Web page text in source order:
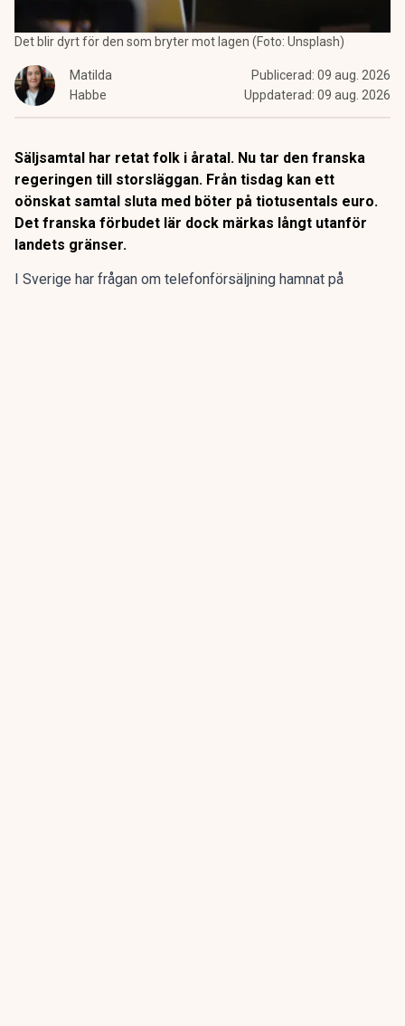
Det blir dyrt för den som bryter mot lagen (Foto: Unsplash)
Matilda
Habbe
Publicerad: 09 aug. 2026
Uppdaterad: 09 aug. 2026
Säljsamtal har retat folk i åratal. Nu tar den franska
regeringen till storsläggan. Från tisdag kan ett
oönskat samtal sluta med böter på tiotusentals euro.
Det franska förbudet lär dock märkas långt utanför
landets gränser.
I Sverige har frågan om telefonförsäljning hamnat på